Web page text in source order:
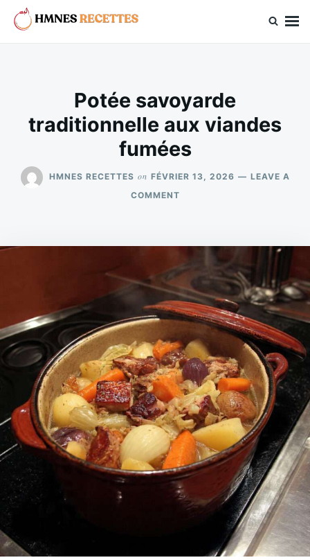
SkipSearch
for:
Potée savoyarde
traditionnelle aux viandes
fumées
HMNES RECETTES on FÉVRIER 13, 2026
LEAVE A
COMMENTON
AUX
VIANDES
FUMÉES